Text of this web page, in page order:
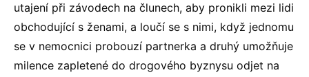
utajení při závodech na člunech, aby pronikli mezi lidi
obchodující s ženami, a loučí se s nimi, když jednomu
se v nemocnici probouzí partnerka a druhý umožňuje
milence zapletené do drogového byznysu odjet na